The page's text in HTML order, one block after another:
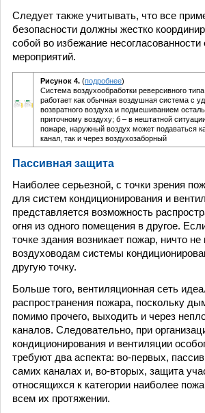
Следует также учитывать, что все
безопасности должны жестко
собой во избежание
мероприятий.
Рисунок 4. (подробнее)
Система воздухообработки реверсивного
работает как обычная воздушная система с
возвратного воздуха и подмешиванием
приточному воздуху; б – в нештатной
пожаре, наружный воздух может подаваться
канал, так и через воздухозаборный
Пассивная защита
Наиболее серьезной, с точки зрения
для систем кондиционирования и
представляется возможность
огня из одного помещения в другое.
точке здания возникает пожар, ничто
воздуховодам системы
другую точку.
Больше того, вентиляционная сеть
распространения пожара, поскольку
помимо прочего, выходить и через
каналов. Следовательно, при
кондиционирования и вентиляции
требуют два аспекта: во-первых,
самих каналах и, во-вторых, защита
относящихся к категории наиболее
всем их протяжении.